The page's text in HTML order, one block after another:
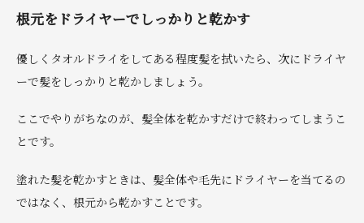
根元をドライヤーでしっかりと乾かす
優しくタオルドライをしてある程度髪を拭いたら、次にドライヤ
ーで髪をしっかりと乾かしましょう。
ここでやりがちなのが、髪全体を乾かすだけで終わってしまうこ
とです。
塗れた髪を乾かすときは、髪全体や毛先にドライヤーを当てるの
ではなく、根元から乾かすことです。